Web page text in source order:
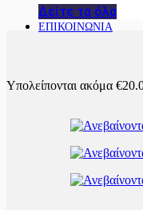
Δείτε τα όλα
ΕΠΙΚΟΙΝΩΝΙΑ
Υπολείπονται ακόμα €